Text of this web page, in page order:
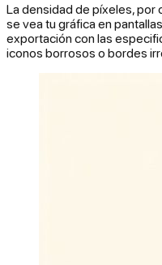
La densidad de píxeles, por
se vea tu gráfica en
exportación con las
iconos borrosos o bordes